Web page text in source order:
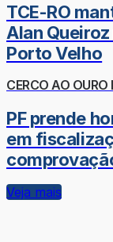
TCE-RO
Alan
Porto Velho
CERCO AO OURO
PF prende
em
Veja mais